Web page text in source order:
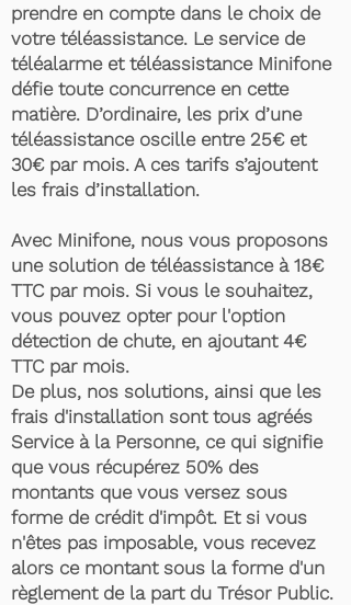
prendre en compte dans le choix de
votre téléassistance. Le service de
téléalarme et téléassistance Minifone
défie toute concurrence en cette
matière. D’ordinaire, les prix d’une
téléassistance oscille entre 25€ et
30€ par mois. A ces tarifs s’ajoutent
les frais d’installation.
Avec Minifone, nous vous proposons
une solution de téléassistance à 18€
TTC par mois. Si vous le souhaitez,
vous pouvez opter pour l'option
détection de chute, en ajoutant 4€
TTC par mois.
De plus, nos solutions, ainsi que les
frais d'installation sont tous agréés
Service à la Personne, ce qui signifie
que vous récupérez 50% des
montants que vous versez sous
forme de crédit d'impôt. Et si vous
n'êtes pas imposable, vous recevez
alors ce montant sous la forme d'un
règlement de la part du Trésor Public.